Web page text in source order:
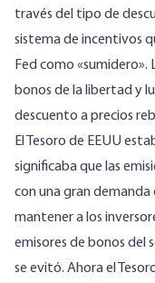
través del tipo de
sistema de incentivos
Fed como «sumidero».
bonos de la libertad y
descuento a precios
El Tesoro de EEUU
significaba que las
con una gran demanda
mantener a los
emisores de bonos del
se evitó. Ahora el